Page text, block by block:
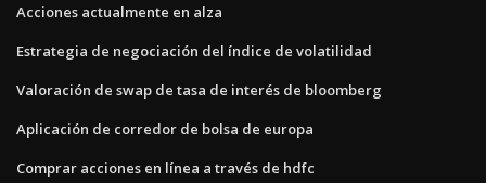
Acciones actualmente en alza
Estrategia de negociación del índice de volatilidad
Valoración de swap de tasa de interés de bloomberg
Aplicación de corredor de bolsa de europa
Comprar acciones en línea a través de hdfc